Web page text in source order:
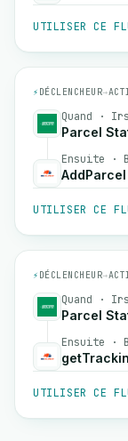
UTILISER CE
⚡ DÉCLENCHEUR→
Quand ·
Parcel
Ensuite ·
AddParcel
UTILISER CE
⚡ DÉCLENCHEUR→
Quand ·
Parcel
Ensuite ·
UTILISER CE